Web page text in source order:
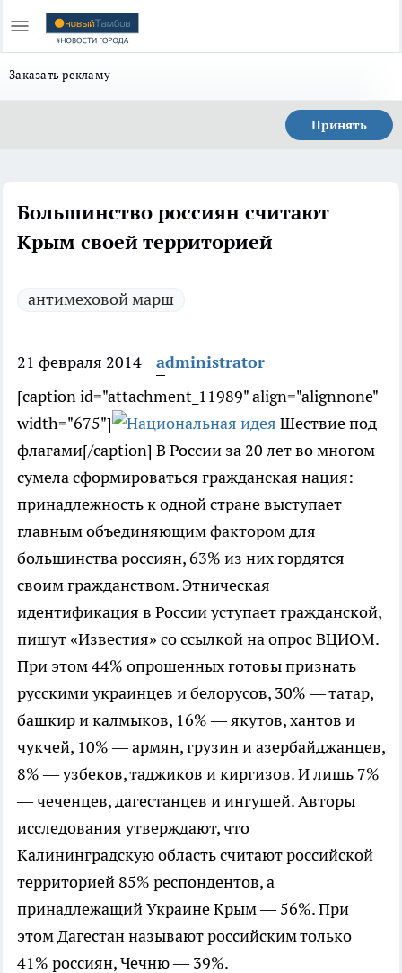
Заказать рекламу
Принять
Большинство россиян считают
Крым своей территорией
антимеховой марш
21 февраля 2014
administrator
[caption id="attachment_11989" align="alignnone"
width="675"]
Шествие под
флагами[/caption] В России за 20 лет во многом
сумела сформироваться гражданская нация:
принадлежность к одной стране выступает
главным объединяющим фактором для
большинства россиян, 63% из них гордятся
своим гражданством. Этническая
идентификация в России уступает гражданской,
пишут «Известия» со ссылкой на опрос ВЦИОМ.
При этом 44% опрошенных готовы признать
русскими украинцев и белорусов, 30% — татар,
башкир и калмыков, 16% — якутов, хантов и
чукчей, 10% — армян, грузин и азербайджанцев,
8% — узбеков, таджиков и киргизов. И лишь 7%
— чеченцев, дагестанцев и ингушей. Авторы
исследования утверждают, что
Калининградскую область считают российской
территорией 85% респондентов, а
принадлежащий Украине Крым — 56%. При
этом Дагестан называют российским только
41% россиян, Чечню — 39%.